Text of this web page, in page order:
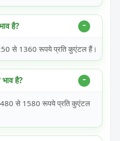
है?
से 1360 रूपये प्रति कुएंटल हैं।
है?
से 1580 रूपये प्रति कुएंटल